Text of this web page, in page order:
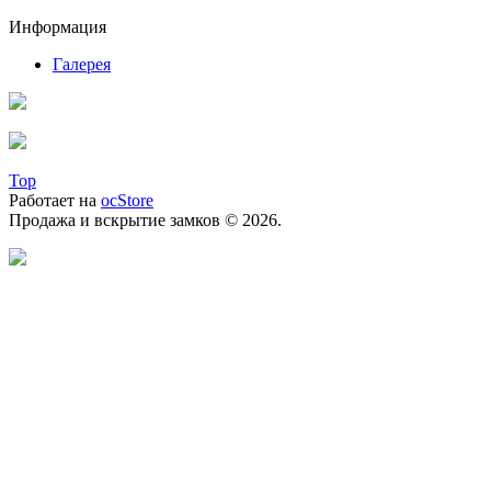
Информация
Галерея
Top
Работает на ocStore
Продажа и вскрытие замков © 2026.